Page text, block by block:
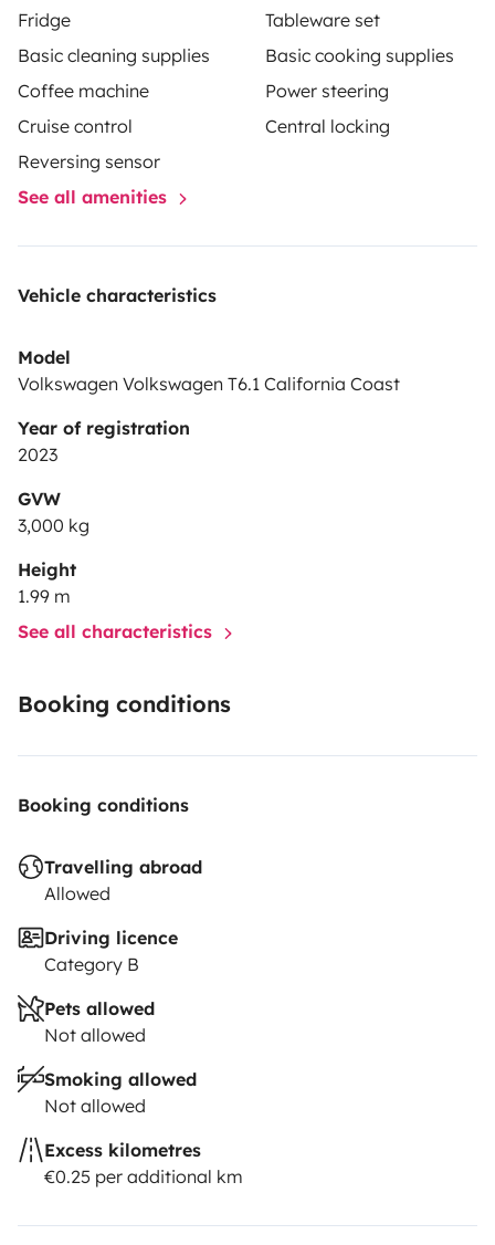
plein air ou des moments de repos bien
mérités.Latitude Évasion : Laissez-vous porter par la
route et vivez vos rêves. Chaque détail de notre van est
pensé pour transformer vos voyages en véritables
aventures. Laissez-vous inspirer, explorez les paysages
à votre rythme, et créez des souvenirs inoubliables. Le
d'exception, là où vos rêves vous emmènent.Latitude
Fridge
Tableware set
Basic cleaning supplies
Basic cooking supplies
Coffee machine
Power steering
Cruise control
Central locking
Reversing sensor
See all amenities
Vehicle characteristics
Model
Volkswagen Volkswagen T6.1 California Coast
Year of registration
2023
GVW
3,000 kg
Height
1.99 m
See all characteristics
Booking conditions
Booking conditions
Travelling abroad
Allowed
Driving licence
Category B
Pets allowed
Not allowed
Smoking allowed
Not allowed
Excess kilometres
€0.25 per additional km